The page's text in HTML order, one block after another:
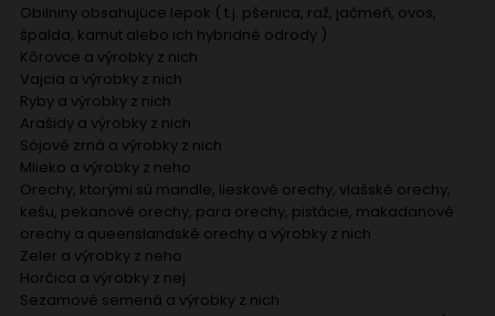
Obilniny obsahujúce lepok ( t.j. pšenica, raž, jačmeň, ovos,
špalda, kamut alebo ich hybridné odrody )
Kôrovce a výrobky z nich
Vajcia a výrobky z nich
Ryby a výrobky z nich
Arašidy a výrobky z nich
Sójové zrná a výrobky z nich
Mlieko a výrobky z neho
Orechy, ktorými sú mandle, lieskové orechy, vlašské orechy,
kešu, pekanové orechy, para orechy, pistácie, makadanové
orechy a queenslandské orechy a výrobky z nich
Zeler a výrobky z neho
Horčica a výrobky z nej
Sezamové semená a výrobky z nich